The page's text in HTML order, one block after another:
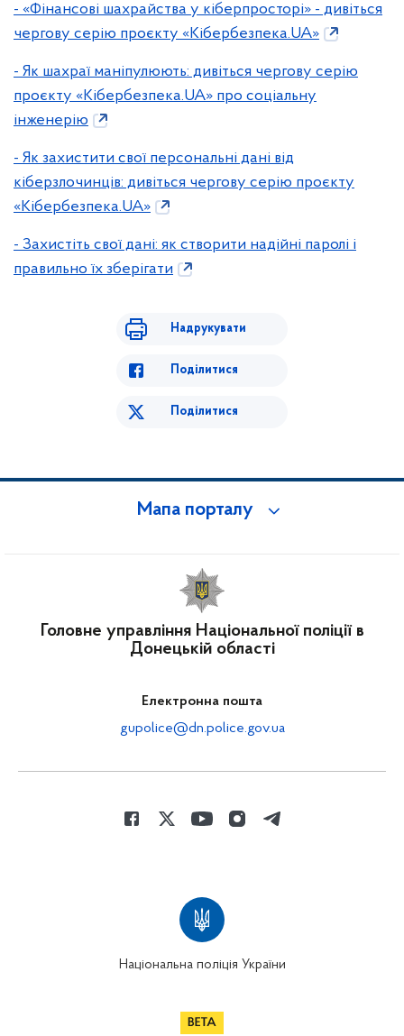
- «Фінансові шахрайства у кіберпросторі» - дивіться
чергову серію проєкту «Кібербезпека.UA»
- Як шахраї маніпулюють: дивіться чергову серію
проєкту «Кібербезпека.UA» про соціальну
інженерію
- Як захистити свої персональні дані від
кіберзлочинців: дивіться чергову серію проєкту
«Кібербезпека.UA»
- Захистіть свої дані: як створити надійні паролі і
правильно їх зберігати
Надрукувати
Поділитися
Поділитися
Мапа порталу
Головне управління Національної поліції в
Донецькій області
Електронна пошта
gupolice@dn.police.gov.ua
Національна поліція України